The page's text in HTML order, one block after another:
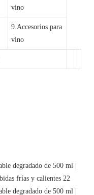
vino
9.Accesorios para
vino